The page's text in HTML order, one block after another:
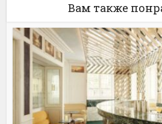
Вам также